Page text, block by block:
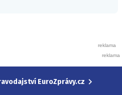
EuroZprávy.cz